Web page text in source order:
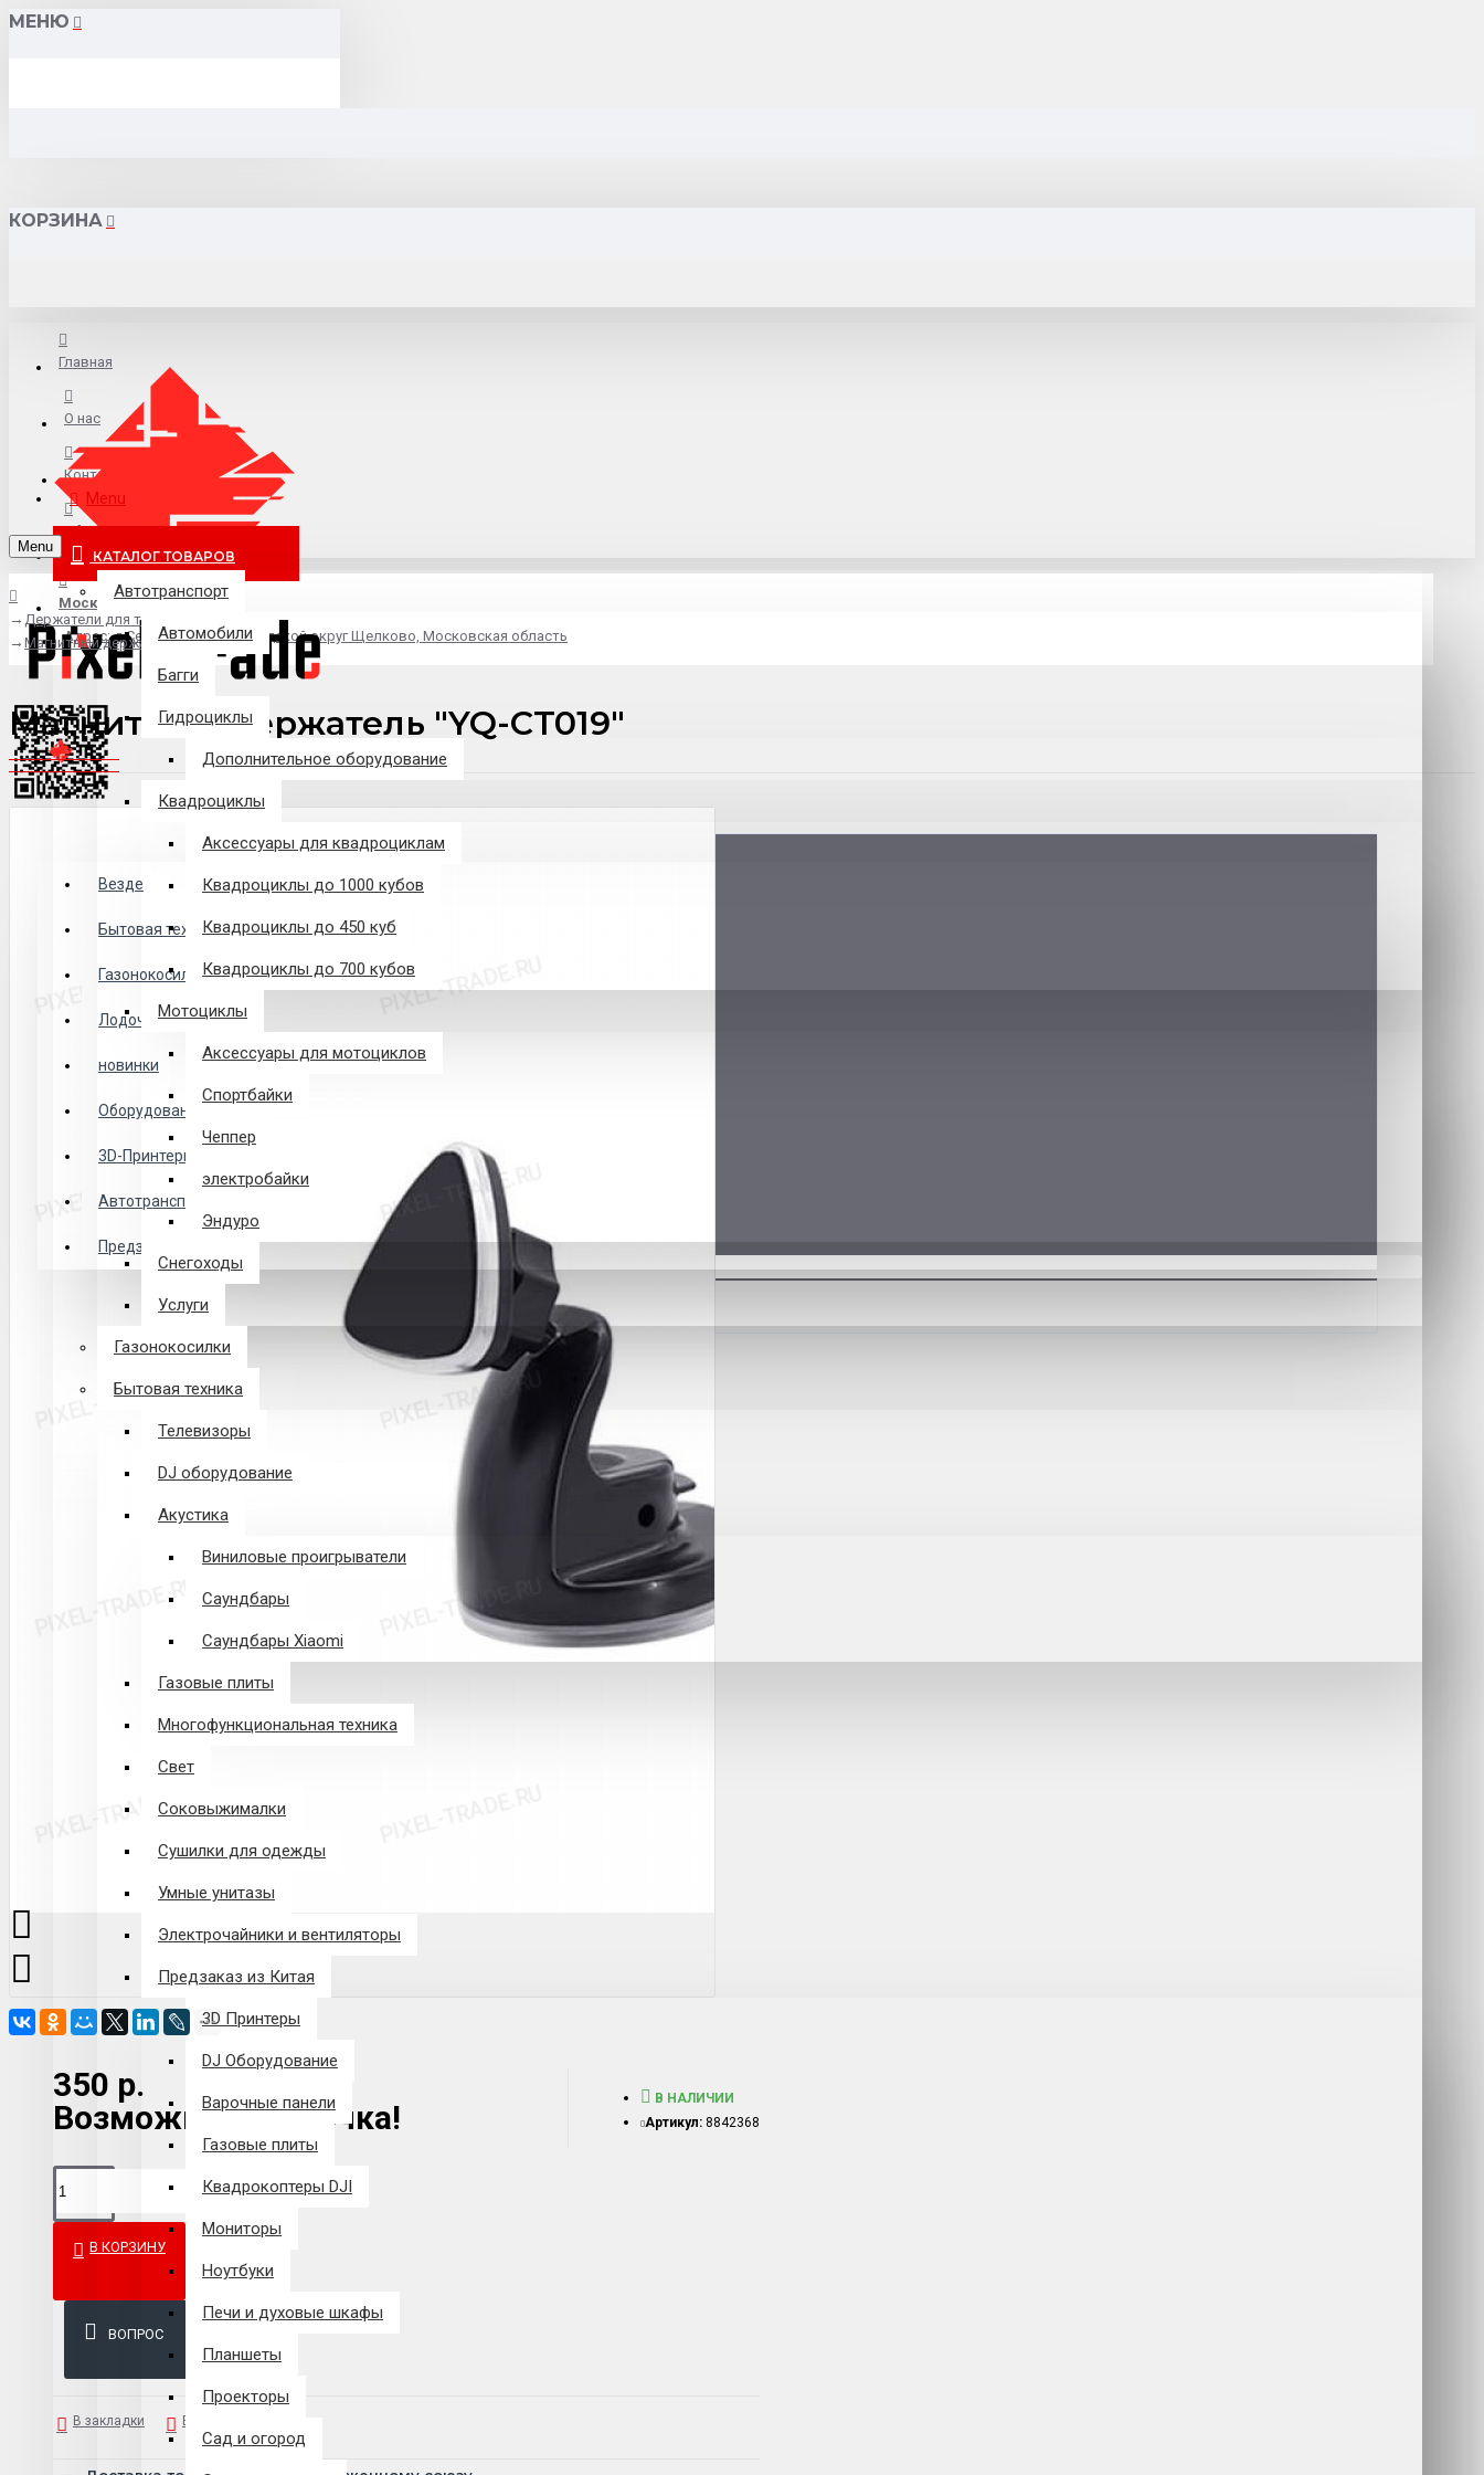
МЕНЮ
КОРЗИНА
Главная
О нас
Контакты
info@pixel-trade.ru
Москва
Адрес: д.Серково, вл1А, городской округ Щелково, Московская область
Везде
Бытовая техника
Газонокосилки
Лодочные Моторы
новинки
Оборудование
3D-Принтеры
Автотранспорт
Предзаказ из Китая
Филиалы
Закладки
0 товар(ов) - 0 р.
В корзине пусто!
Menu
КАТАЛОГ ТОВАРОВ
Автотранспорт
Автомобили
Багги
Гидроциклы
Дополнительное оборудование
Квадроциклы
Аксессуары для квадроциклам
Квадроциклы до 1000 кубов
Квадроциклы до 450 куб
Квадроциклы до 700 кубов
Мотоциклы
Аксессуары для мотоциклов
Спортбайки
Чеппер
электробайки
Эндуро
Снегоходы
Услуги
Газонокосилки
Бытовая техника
Телевизоры
DJ оборудование
Акустика
Виниловые проигрыватели
Саундбары
Саундбары Xiaomi
Газовые плиты
Многофункциональная техника
Свет
Соковыжималки
Сушилки для одежды
Умные унитазы
Электрочайники и вентиляторы
Предзаказ из Китая
3D Принтеры
DJ Оборудование
Варочные панели
Газовые плиты
Квадрокоптеры DJI
Мониторы
Ноутбуки
Печи и духовые шкафы
Планшеты
Проекторы
Сад и огород
Menu
Держатели для телефонов
Магнитный держатель "YQ-CT019"
Магнитный держатель "YQ-CT019"
350 р.
Возможна рассрочка!
В НАЛИЧИИ
Артикул: 8842368
В КОРЗИНУ
ВОПРОС
В закладки В сравнение